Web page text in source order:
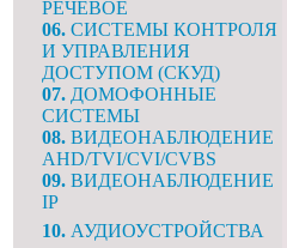
РЕЧЕВОЕ
06.СИСТЕМЫ КОНТРОЛЯ
И УПРАВЛЕНИЯ
ДОСТУПОМ (СКУД)
07.ДОМОФОННЫЕ
СИСТЕМЫ
08.ВИДЕОНАБЛЮДЕНИЕ
AHD/TVI/CVI/CVBS
09.ВИДЕОНАБЛЮДЕНИЕ
IP
10.АУДИОУСТРОЙСТВА